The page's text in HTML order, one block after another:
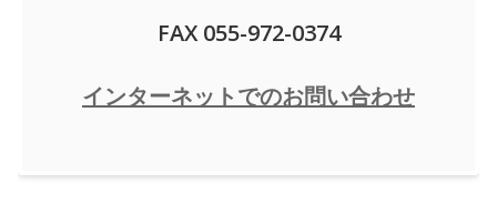
FAX 055-972-0374
インターネットでのお問い合わせ